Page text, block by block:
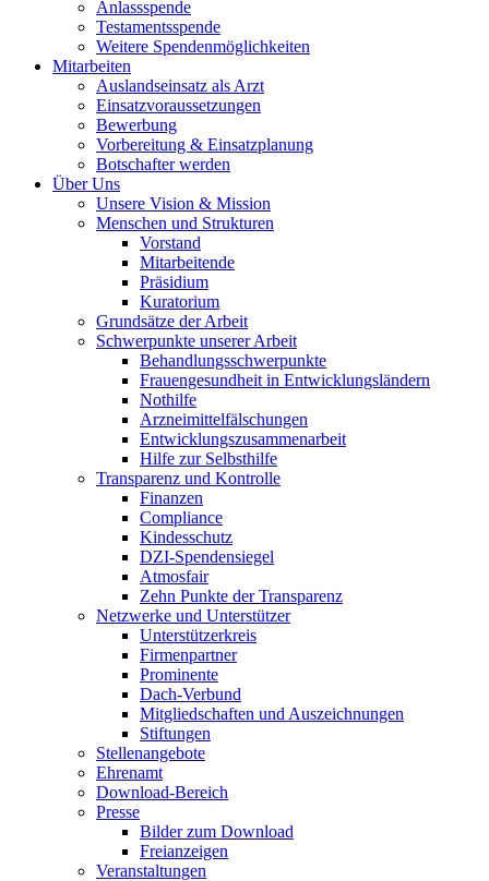
Anlassspende
Testamentsspende
Weitere Spenden­möglichkeiten
Mitarbeiten
Auslandseinsatz als Arzt
Einsatzvoraussetzungen
Bewerbung
Vorbereitung & Einsatzplanung
Botschafter werden
Über Uns
Unsere Vision & Mission
Menschen und Strukturen
Vorstand
Mitarbeitende
Präsidium
Kuratorium
Grundsätze der Arbeit
Schwerpunkte unserer Arbeit
Behandlungs­schwerpunkte
Frauengesundheit in Entwicklungsländern
Nothilfe
Arzneimittel­fälschungen
Entwicklungs­zusammenarbeit
Hilfe zur Selbsthilfe
Transparenz und Kontrolle
Finanzen
Compliance
Kindesschutz
DZI-Spendensiegel
Atmosfair
Zehn Punkte der Transparenz
Netzwerke und Unterstützer
Unterstützerkreis
Firmenpartner
Prominente
Dach-Verbund
Mitgliedschaften und Auszeichnungen
Stiftungen
Stellenangebote
Ehrenamt
Download-Bereich
Presse
Bilder zum Download
Freianzeigen
Veranstaltungen